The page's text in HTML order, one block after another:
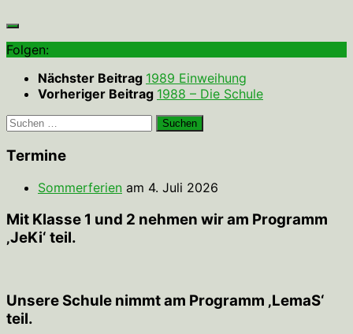
Folgen:
Nächster Beitrag 1989 Einweihung
Vorheriger Beitrag 1988 – Die Schule
Suchen
Termine
Sommerferien am 4. Juli 2026
Mit Klasse 1 und 2 nehmen wir am Programm
‚JeKi‘ teil.
Unsere Schule nimmt am Programm ‚LemaS‘
teil.